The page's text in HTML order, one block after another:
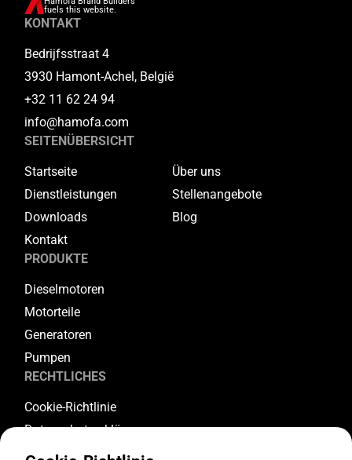
fuels this website.
KONTAKT
Bedrijfsstraat 4
3930 Hamont-Achel, België
+32 11 62 24 94
info@hamofa.com
SEITENÜBERSICHT
Startseite
Über uns
Dienstleistungen
Stellenangebote
Downloads
Blog
Kontakt
PRODUKTE
Dieselmotoren
Motorteile
Generatoren
Pumpen
RECHTLICHES
Cookie-Richtlinie
Datenschutzerklärung
Allgemeine Geschäftsbedingungen